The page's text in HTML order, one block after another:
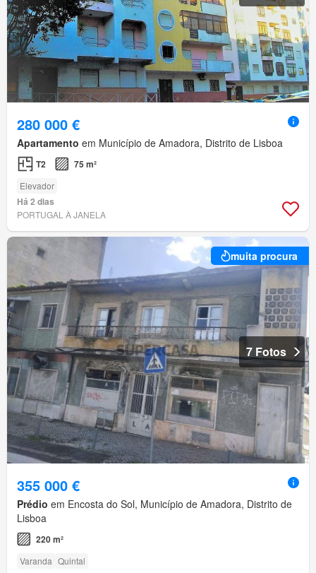
280 000 €
Apartamento em Município de Amadora, Distrito de Lisboa
T2 75 m²
Elevador
Há 2 dias
PORTUGAL À JANELA
muita procura
7 Fotos
355 000 €
Prédio em Encosta do Sol, Município de Amadora, Distrito de
Lisboa
220 m²
Varanda Quintal